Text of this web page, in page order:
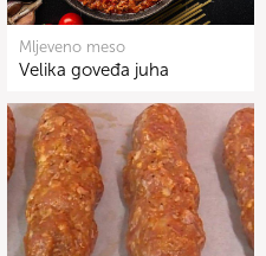
Mljeveno meso
Velika goveđa juha